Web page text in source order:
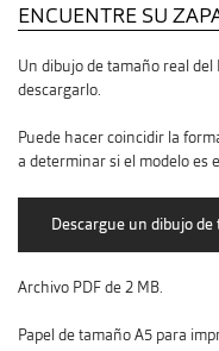
ENCUENTRE SU
Un dibujo de tamaño real
descargarlo.
Puede hacer coincidir la
a determinar si el modelo es
Archivo PDF de 2 MB.
Papel de tamaño A5 para